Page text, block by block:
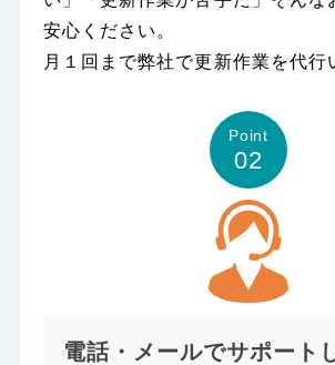
安心ください。
月１回まで弊社で更新作業を代行
Point
02
電話・メールでサポート